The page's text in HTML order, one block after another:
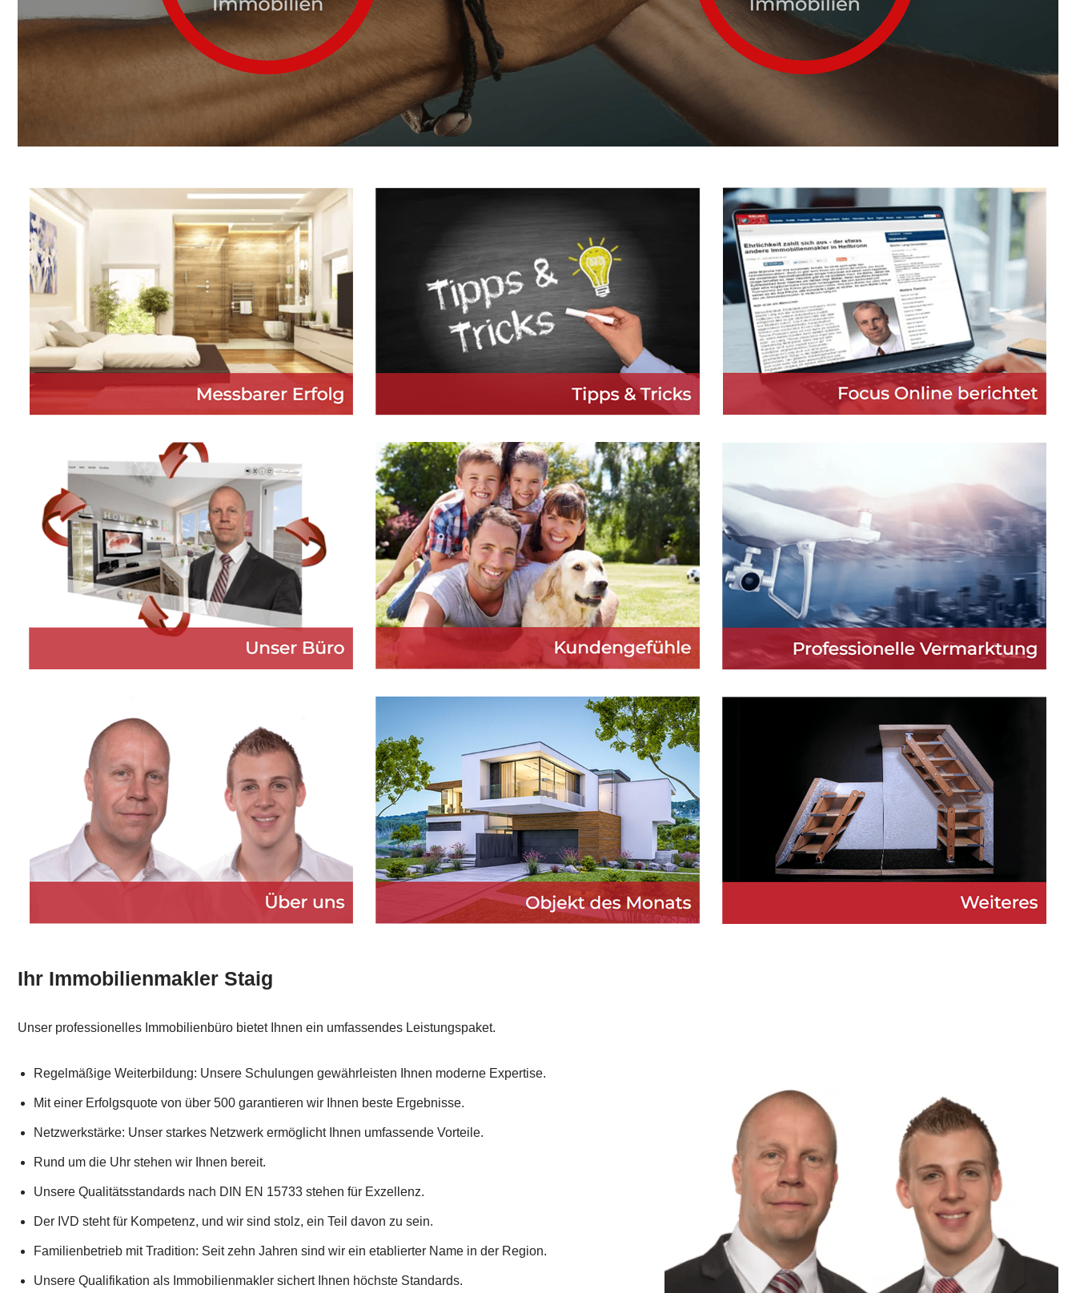
Ihr Immobilienmakler Staig
Unser professionelles Immobilienbüro bietet Ihnen ein umfassendes Leistungspaket.
Regelmäßige Weiterbildung: Unsere Schulungen gewährleisten Ihnen moderne Expertise.
Mit einer Erfolgsquote von über 500 garantieren wir Ihnen beste Ergebnisse.
Netzwerkstärke: Unser starkes Netzwerk ermöglicht Ihnen umfassende Vorteile.
Rund um die Uhr stehen wir Ihnen bereit.
Unsere Qualitätsstandards nach DIN EN 15733 stehen für Exzellenz.
Der IVD steht für Kompetenz, und wir sind stolz, ein Teil davon zu sein.
Familienbetrieb mit Tradition: Seit zehn Jahren sind wir ein etablierter Name in der Region.
Unsere Qualifikation als Immobilienmakler sichert Ihnen höchste Standards.